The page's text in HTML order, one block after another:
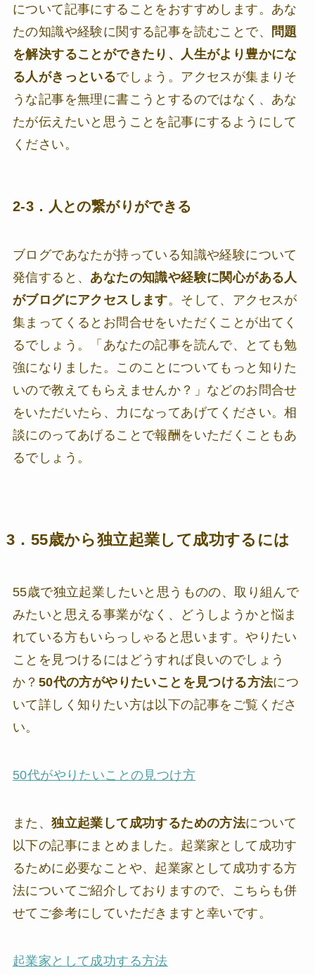
について記事にすることをおすすめします。あな
たの知識や経験に関する記事を読むことで、
問題
を解決することができたり、人生がより豊かにな
る人がきっといるでしょう。アクセスが集まりそ
うな記事を無理に書こうとするのではなく、あな
たが伝えたいと思うことを記事にするようにして
ください。
2-3．人との繋がりができる
ブログであなたが持っている知識や経験について
発信すると、 あなたの知識や経験に関心がある人
がブログにアクセスします。そして、アクセスが
集まってくるとお問合せをいただくことが出てく
るでしょう。「あなたの記事を読んで、とても勉
強になりました。このことについてもっと知りた
いので教えてもらえませんか？」などのお問合せ
をいただいたら、力になってあげてください。相
談にのってあげることで報酬をいただくこともあ
るでしょう。
3．55歳から独立起業して成功するには
55歳で独立起業したいと思うものの、取り組んで
みたいと思える事業がなく、どうしようかと悩ま
れている方もいらっしゃると思います。やりたい
ことを見つけるにはどうすれば良いのでしょう
か？ 50代の方がやりたいことを見つける方法につ
いて詳しく知りたい方は以下の記事をご覧くださ
い。
50代がやりたいことの見つけ方
また、独立起業して成功するための方法について
以下の記事にまとめました。起業家として成功す
るために必要なことや、起業家として成功する方
法についてご紹介しておりますので、こちらも併
せてご参考にしていただきますと幸いです。
起業家として成功する方法